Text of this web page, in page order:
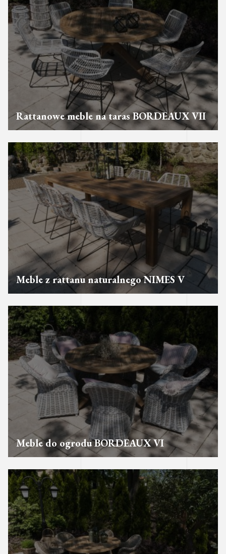
Rattanowe meble na taras BORDEAUX VII
Meble z rattanu naturalnego NIMES V
Meble do ogrodu BORDEAUX VI